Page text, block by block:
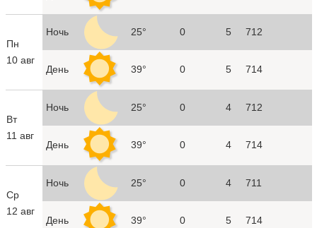
Пн
10 авг
Ночь 25° 0 5 712
День 39° 0 5 714
Вт
11 авг
Ночь 25° 0 4 712
День 39° 0 4 714
Ср
12 авг
Ночь 25° 0 4 711
День 39° 0 5 714